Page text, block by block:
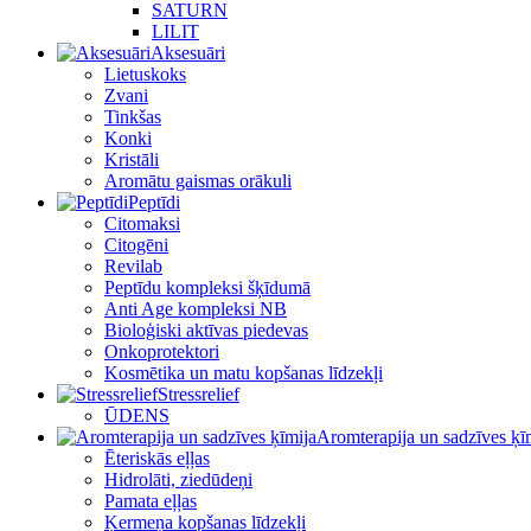
SATURN
LILIT
Aksesuāri
Lietuskoks
Zvani
Tinkšas
Konki
Kristāli
Aromātu gaismas orākuli
Peptīdi
Citomaksi
Citogēni
Revilab
Peptīdu kompleksi šķīdumā
Anti Age kompleksi NB
Bioloģiski aktīvas piedevas
Onkoprotektori
Kosmētika un matu kopšanas līdzekļi
Stressrelief
ŪDENS
Aromterapija un sadzīves
Ēteriskās eļļas
Hidrolāti, ziedūdeņi
Pamata eļļas
Ķermeņa kopšanas līdzekļi